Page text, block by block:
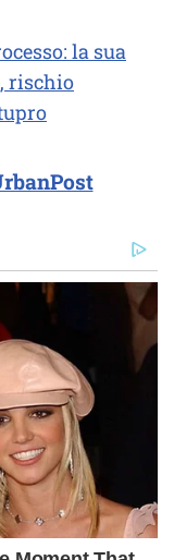
la sua
rischio